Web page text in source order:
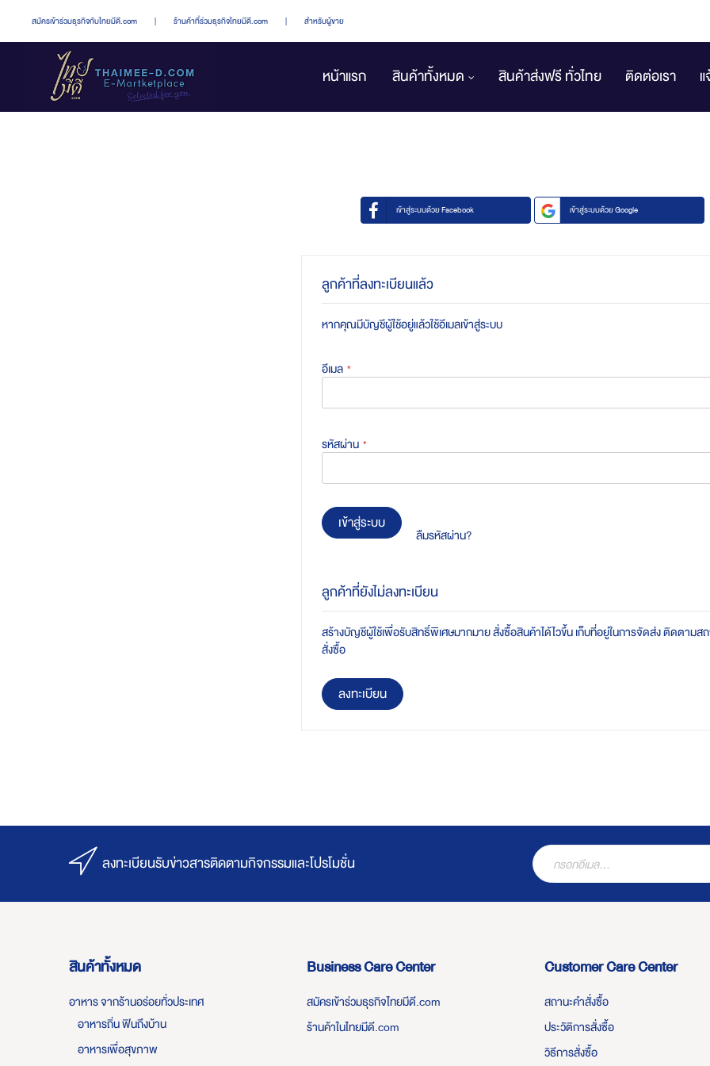
สมัครเข้าร่วมธุรกิจกับไทยมีดี.com | ร้านค้าที่ร่วมธุรกิจไทยมีดี.com | สำหรับผู้ขาย
หน้าแรก สินค้าทั้งหมด สินค้าส่งฟรี ทั่วไทย ติดต่อเรา
เข้าสู่ระบบด้วย Facebook เข้าสู่ระบบด้วย Google
ลูกค้าที่ลงทะเบียนแล้ว
หากคุณมีบัญชีผู้ใช้อยู่แล้วใช้อีเมลเข้าสู่ระบบ
อีเมล
รหัสผ่าน
เข้าสู่ระบบ
ลืมรหัสผ่าน?
ลูกค้าที่ยังไม่ลงทะเบียน
สร้างบัญชีผู้ใช้เพื่อรับสิทธิ์พิเศษมากมาย สั่งซื้อสินค้าได้ไวขึ้น เก็บที่อยู่ในการจัดส่ง ติดตามส
สั่งซื้อ
ลงทะเบียน
ลงทะเบียนรับข่าวสารติดตามกิจกรรมและโปรโมชั่น
สินค้าทั้งหมด
อาหาร จากร้านอร่อยทั่วประเทศ
อาหารถิ่น ฟินถึงบ้าน
อาหารเพื่อสุขภาพ
Business Care Center
สมัครเข้าร่วมธุรกิจไทยมีดี.com
ร้านค้าในไทยมีดี.com
Customer Care Center
สถานะคำสั่งซื้อ
ประวัติการสั่งซื้อ
วิธีการสั่งซื้อ